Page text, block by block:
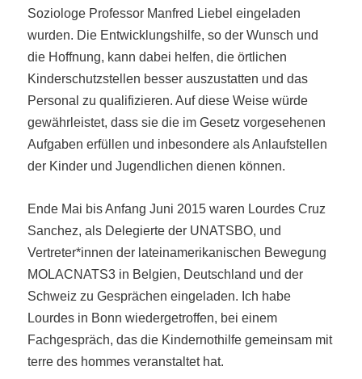
Soziologe Professor Manfred Liebel eingeladen
wurden. Die Entwicklungshilfe, so der Wunsch und
die Hoffnung, kann dabei helfen, die örtlichen
Kinderschutzstellen besser auszustatten und das
Personal zu qualifizieren. Auf diese Weise würde
gewährleistet, dass sie die im Gesetz vorgesehenen
Aufgaben erfüllen und inbesondere als Anlaufstellen
der Kinder und Jugendlichen dienen können.
Ende Mai bis Anfang Juni 2015 waren Lourdes Cruz
Sanchez, als Delegierte der UNATSBO, und
Vertreter*innen der lateinamerikanischen Bewegung
MOLACNATS3 in Belgien, Deutschland und der
Schweiz zu Gesprächen eingeladen. Ich habe
Lourdes in Bonn wiedergetroffen, bei einem
Fachgespräch, das die Kindernothilfe gemeinsam mit
terre des hommes veranstaltet hat.